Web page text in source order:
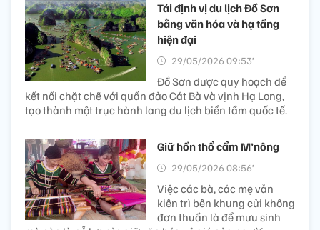
Tái định vị du lịch Đồ Sơn
bằng văn hóa và hạ tầng
hiện đại
29/05/2026 09:53’
Đồ Sơn được quy hoạch để
kết nối chặt chẽ với quần đảo Cát Bà và vịnh Hạ Long,
tạo thành một trục hành lang du lịch biển tầm quốc tế.
Giữ hồn thổ cẩm M’nông
29/05/2026 08:56’
Việc các bà, các mẹ vẫn
kiên trì bên khung cửi không
đơn thuần là để mưu sinh